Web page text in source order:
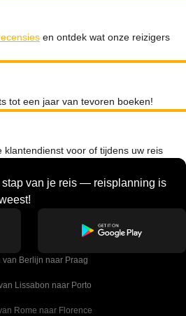
en ontdek wat onze reizigers
tot een jaar van tevoren boeken!
klantendienst voor of tijdens uw reis
stap van je reis — reisplanning is
van Berlijn naar Praag
Lissabon naar Porto
Rome naar Florence